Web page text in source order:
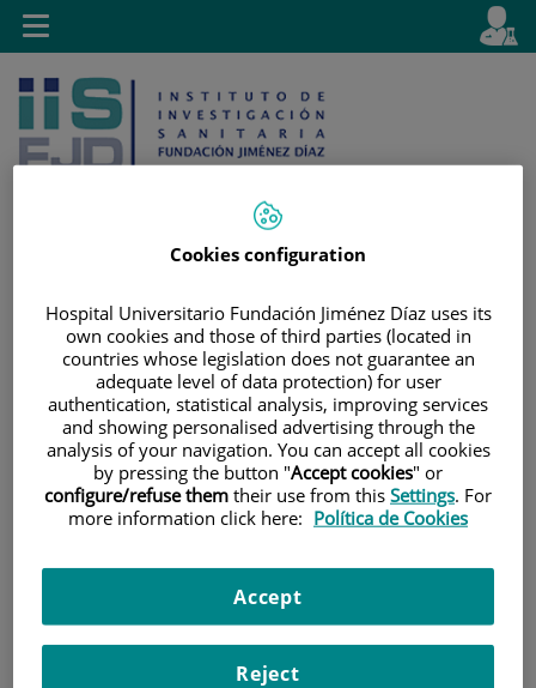
Saltar al contenido
contenido
activo
es
Toggle
navigation
INICIO|FORMACIÓN Y EMPLEO
OFERTAS DE EMPLEO
|CONVOCATORIA CONTRATO ASOCIADO A LA
PLATAFOMA BIOBANCO (PT20/00141) PARA UNA PLAZA
Cookies configuration
Hospital Universitario Fundación Jiménez Díaz uses its
own cookies and those of third parties (located in
countries whose legislation does not guarantee an
adequate level of data protection) for user
authentication, statistical analysis, improving services
and showing personalised advertising through the
analysis of your navigation. You can accept all cookies
by pressing the button "Accept cookies" or
configure/refuse them their use from this Settings. For
more information click here: Política de Cookies
Reject
Accept